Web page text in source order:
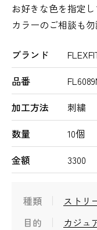
お好きな色を指定
カラーのご相談も
ブランド
品番
加工方法
刺繍
数量
10個
金額
3300
種類
ストリ
目的
カジュ